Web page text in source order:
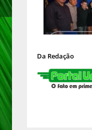
Da Redação